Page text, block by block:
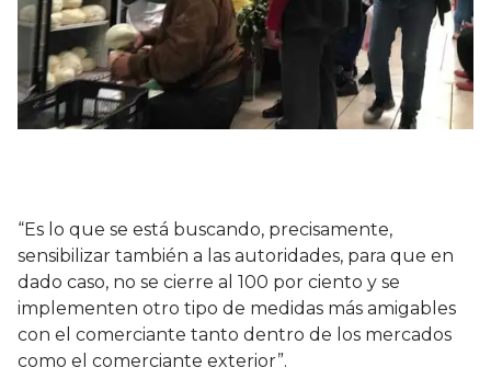
“Es lo que se está buscando, precisamente,
sensibilizar también a las autoridades, para que en
dado caso, no se cierre al 100 por ciento y se
implementen otro tipo de medidas más amigables
con el comerciante tanto dentro de los mercados
como el comerciante exterior”.